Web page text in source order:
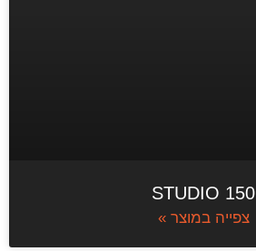
STUDIO 150
צפייה במוצר »